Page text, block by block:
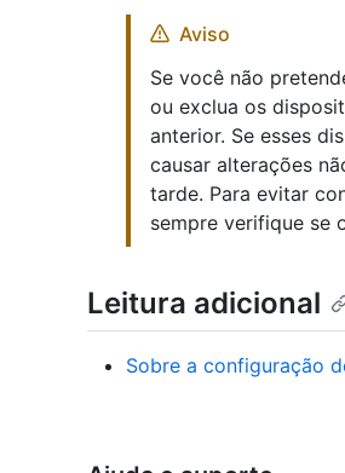
Aviso
Se você não
ou exclua os
anterior. Se esses
causar alterações
tarde. Para evitar
sempre verifique se
Leitura adicional
Sobre a configuração